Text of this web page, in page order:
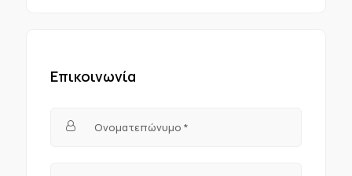
Επικοινωνία